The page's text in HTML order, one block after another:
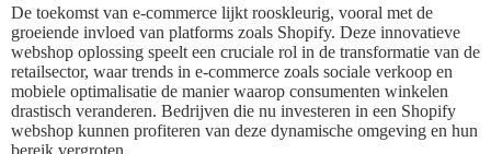
De toekomst van e-commerce lijkt rooskleurig, vooral met de
groeiende invloed van platforms zoals Shopify. Deze innovatieve
webshop oplossing speelt een cruciale rol in de transformatie van de
retailsector, waar trends in e-commerce zoals sociale verkoop en
mobiele optimalisatie de manier waarop consumenten winkelen
drastisch veranderen. Bedrijven die nu investeren in een Shopify
webshop kunnen profiteren van deze dynamische omgeving en hun